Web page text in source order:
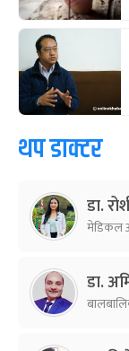
थप डाक्टर
डा.
मेडिकल
डा.